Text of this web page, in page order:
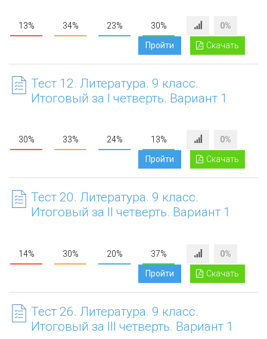
13% 34% 23% 30% 0%
Скачать
Пройти
Тест 12. Литература. 9 класс.
Итоговый за I четверть. Вариант 1
30% 33% 24% 13% 0%
Скачать
Пройти
Тест 20. Литература. 9 класс.
Итоговый за II четверть. Вариант 1
14% 30% 20% 37% 0%
Скачать
Пройти
Тест 26. Литература. 9 класс.
Итоговый за III четверть. Вариант 1